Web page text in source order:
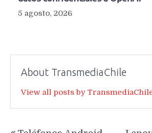
5 agosto, 2026
About TransmediaChile
View all posts by